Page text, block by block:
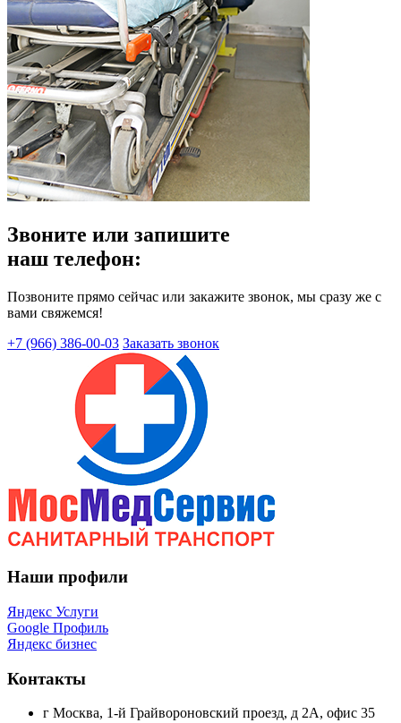
Звоните или запишите
наш телефон:
Позвоните прямо сейчас или закажите звонок, мы сразу же с
вами свяжемся!
+7 (966) 386-00-03 Заказать звонок
Наши профили
Яндекс Услуги
Google Профиль
Яндекс бизнес
Контакты
г Москва, 1-й Грайвороновский проезд, д 2А, офис 35